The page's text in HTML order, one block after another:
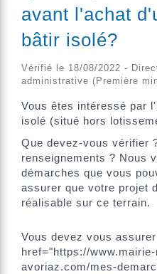
avant l'achat
bâtir isolé?
Vérifié le 18/08/2022 -
administrative (Première
Vous êtes intéressé par
isolé (situé hors
Que devez-vous vérifier
renseignements ? Nous
démarches que vous
assurer que votre projet
réalisable sur ce terrain.
Vous devez vous
href="https://
avoriaz.com/mes-